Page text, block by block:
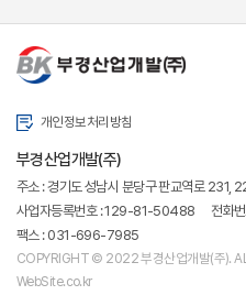
개인정보처리방침
부경산업개발(주)
주소 : 경기도 성남시 분당구 판교역로 231,
사업자등록번호 : 129-81-50488
전화
팩스 : 031-696-7985
COPYRIGHT © 2022 부경산업개발(주).
WebSite.co.kr